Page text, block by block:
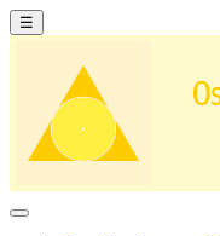
☰